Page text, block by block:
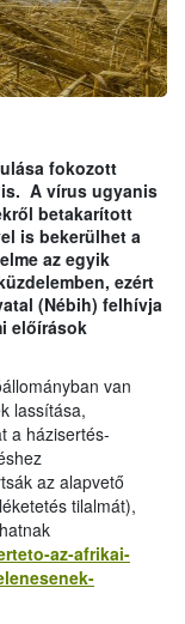
fokozott
A vírus ugyanis
betakarított
is bekerülhet a
az egyik
ezért
(Nébih) felhívja
előírások
van
lassítása,
a házisertés-
az alapvető
tilalmát),
az-afrikai-